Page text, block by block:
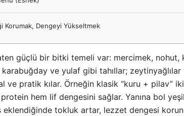
Korumak, Dengeyi Yükseltmek
güçlü bir bitki temeli var: mercimek,
ve yulaf gibi tahıllar; zeytinyağlılar
ve pratik kılar. Örneğin klasik “kuru + pilav”
hem lif dengesini sağlar. Yanına bol
eklendiğinde tokluk artar, lezzet dengesi